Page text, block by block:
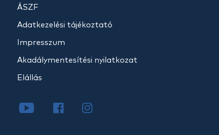
ÁSZF
Adatkezelési tájékoztató
Impresszum
Akadálymentesítési nyilatkozat
Elállás